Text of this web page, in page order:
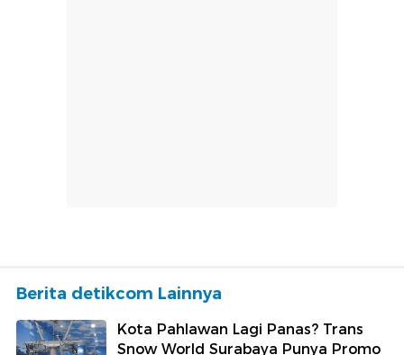
Berita detikcom Lainnya
Kota Pahlawan Lagi Panas? Trans
Snow World Surabaya Punya Promo